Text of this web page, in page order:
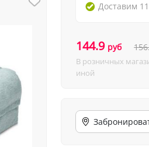
Доставим
144.9 руб
В розничных
иной